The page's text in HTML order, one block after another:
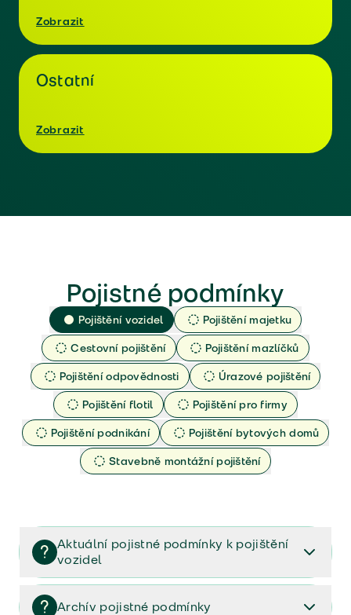
Zobrazit
Ostatní
Zobrazit
Pojistné podmínky
Pojištění vozidel
Pojištění majetku
Cestovní pojištění
Pojištění mazlíčků
Pojištění odpovědnosti
Úrazové pojištění
Pojištění flotil
Pojištění pro firmy
Pojištění podnikání
Pojištění bytových domů
Stavebně montážní pojištění
Aktuální pojistné podmínky k pojištění
vozidel
Pojištění vozidel/Pojistné podmínky a vše důležité ke
smlouvě (PDF)
Archív pojistné podmínky